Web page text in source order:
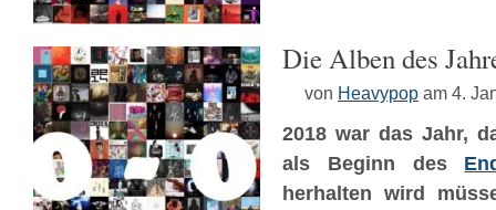
Die Alben des
von Heavypop am 4.
2018 war das Jahr,
als Beginn des
herhalten wird